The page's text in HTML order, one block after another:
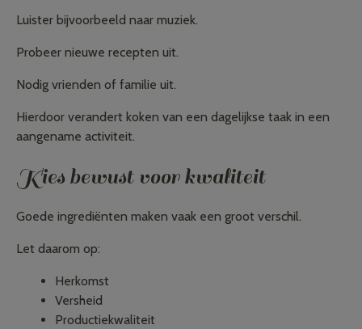
Luister bijvoorbeeld naar muziek.
Probeer nieuwe recepten uit.
Nodig vrienden of familie uit.
Hierdoor verandert koken van een dagelijkse taak in een
aangename activiteit.
Kies bewust voor kwaliteit
Goede ingrediënten maken vaak een groot verschil.
Let daarom op:
Herkomst
Versheid
Productiekwaliteit